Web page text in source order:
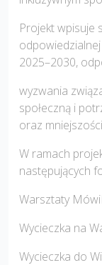
Projekt wpisuje
2025–2030,
wyzwania
społeczną i
oraz
W ramach
następujących
Warsztaty
Wycieczka na
Wycieczka do